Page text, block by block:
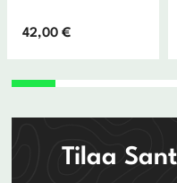
42,00€
Tilaa